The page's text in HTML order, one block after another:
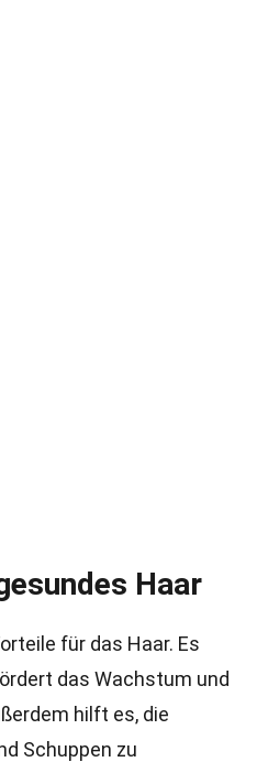
Haar
für das Haar. Es
das Wachstum und
hilft es, die
Schuppen zu